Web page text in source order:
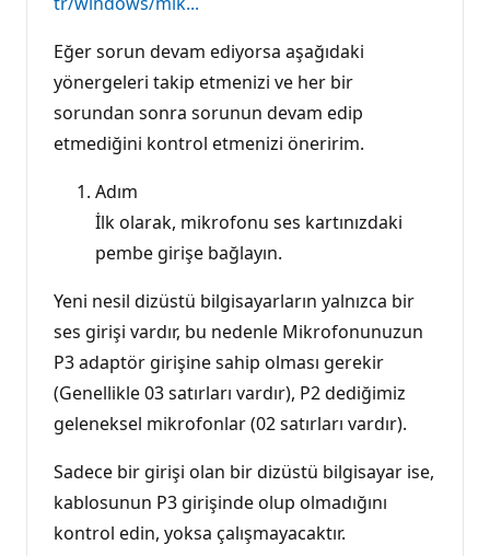
Eğer sorun devam ediyorsa aşağıdaki
yönergeleri takip etmenizi ve her bir
sorundan sonra sorunun devam edip
etmediğini kontrol etmenizi öneririm.
Adım
İlk olarak, mikrofonu ses kartınızdaki
pembe girişe bağlayın.
Yeni nesil dizüstü bilgisayarların yalnızca bir
ses girişi vardır, bu nedenle Mikrofonunuzun
P3 adaptör girişine sahip olması gerekir
(Genellikle 03 satırları vardır), P2 dediğimiz
geleneksel mikrofonlar (02 satırları vardır).
Sadece bir girişi olan bir dizüstü bilgisayar ise,
kablosunun P3 girişinde olup olmadığını
kontrol edin, yoksa çalışmayacaktır.